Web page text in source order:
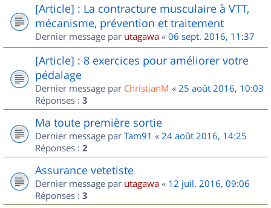
[Article] : La contracture musculaire à VTT,
mécanisme, prévention et traitement
Dernier message par utagawa « 06 sept. 2016, 11:37
[Article] : 8 exercices pour améliorer votre
pédalage
Dernier message par ChristianM « 25 août 2016, 10:03
Réponses : 3
Ma toute première sortie
Dernier message par Tam91 « 24 août 2016, 14:25
Réponses : 2
Assurance vetetiste
Dernier message par utagawa « 12 juil. 2016, 09:06
Réponses : 3